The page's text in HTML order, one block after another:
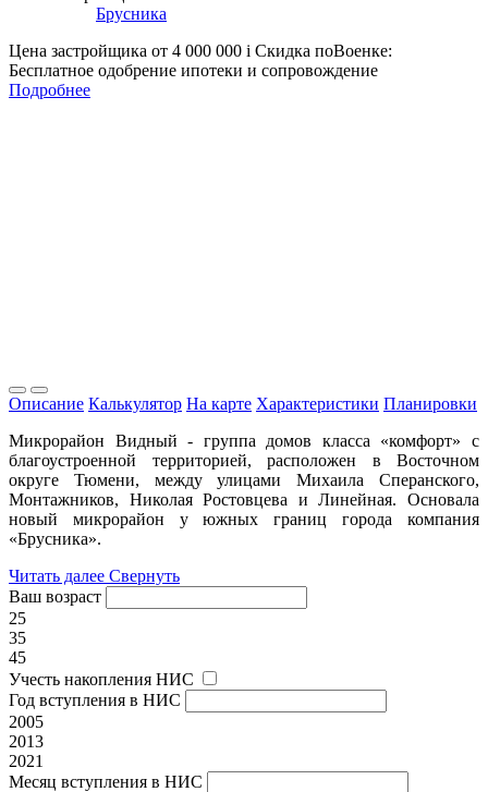
Брусника
Цена застройщика от 4 000 000 i Скидка поВоенке:
Бесплатное одобрение ипотеки и сопровождение
Подробнее
Описание Калькулятор На карте Характеристики Планировки
Микрорайон Видный - группа домов класса «комфорт» с
благоустроенной территорией, расположен в Восточном
округе Тюмени, между улицами Михаила Сперанского,
Монтажников, Николая Ростовцева и Линейная. Основала
новый микрорайон у южных границ города компания
«Брусника».
Читать далее Свернуть
Ваш возраст
25
35
45
Учесть накопления НИС
Год вступления в НИС
2005
2013
2021
Месяц вступления в НИС